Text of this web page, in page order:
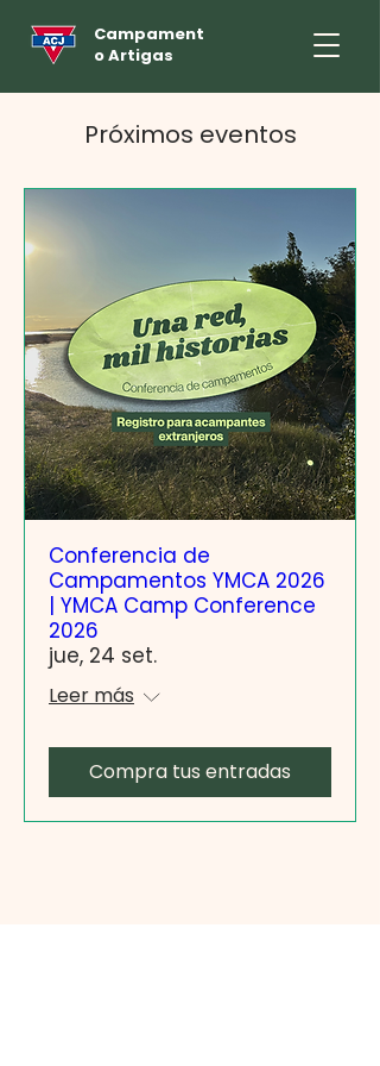
Campament
o Artigas
Próximos eventos
Conferencia de
Campamentos YMCA 2026
| YMCA Camp Conference
2026
jue, 24 set.
Leer más
Compra tus entradas